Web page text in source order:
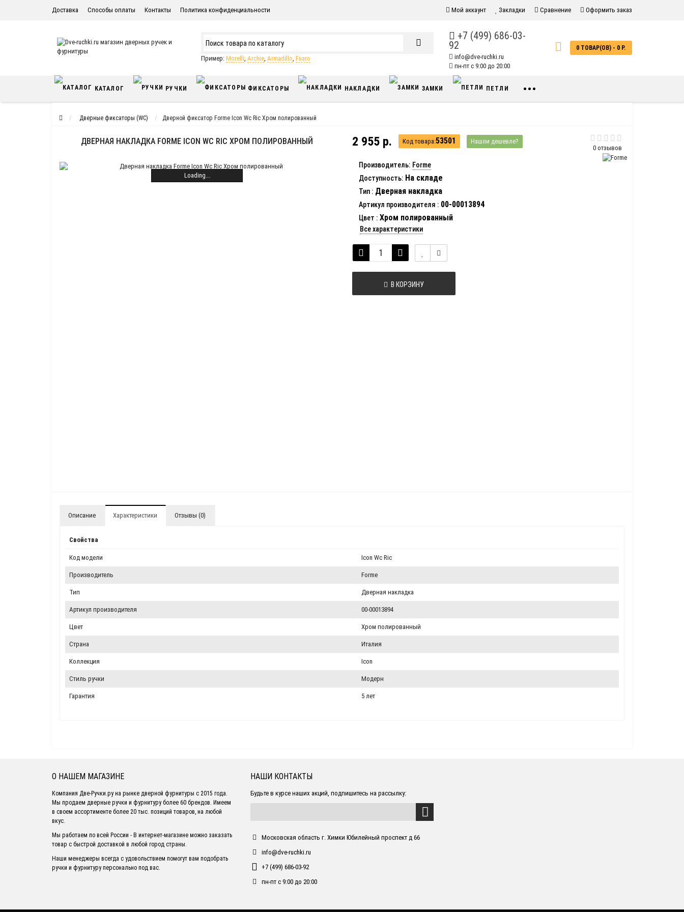
Доставка Способы оплаты Контакты Политика конфиденциальности Мой аккаунт Закладки Сравнение Оформить заказ
Пример: Morelli, Archie, Armadillo, Fuaro
+7 (499) 686-03-
92
info@dve-ruchki.ru
пн-пт с 9:00 до 20:00
0 ТОВАР(ОВ) - 0 Р.
КАТАЛОГ РУЧКИ ФИКСАТОРЫ НАКЛАДКИ ЗАМКИ ПЕТЛИ •••
Дверные фиксаторы (WC) Дверной фиксатор Forme Icon Wc Ric Хром полированный
ДВЕРНАЯ НАКЛАДКА FORME ICON WC RIC ХРОМ ПОЛИРОВАННЫЙ
Loading...
0 отзывов
2 955 р. Код товара:53501 Нашли дешевле?
Производитель: Forme
Доступность: На складе
Тип : Дверная накладка
Артикул производителя : 00-00013894
Цвет : Хром полированный
Все характеристики
В КОРЗИНУ
Описание Характеристики Отзывы (0)
Свойства
Код модели Icon Wc Ric
Производитель Forme
Тип Дверная накладка
Артикул производителя 00-00013894
Цвет Хром полированный
Страна Италия
Коллекция Icon
Стиль ручки Модерн
Гарантия 5 лет
О НАШЕМ МАГАЗИНЕ
Компания Две-Ручки.ру на рынке дверной фурнитуры с 2015 года.
Мы продаем дверные ручки и фурнитуру более 60 брендов. Имеем
в своем ассортименте более 20 тыс. позиций товаров, на любой
вкус.
Мы работаем по всей России - В интернет-магазине можно заказать
товар с быстрой доставкой в любой город страны.
Наши менеджеры всегда с удовольствием помогут вам подобрать
ручки и фурнитуру персонально под вас.
НАШИ КОНТАКТЫ
Будьте в курсе наших акций, подпишитесь на рассылку:
Московская область г. Химки Юбилейный проспект д 66
info@dve-ruchki.ru
+7 (499) 686-03-92
пн-пт с 9:00 до 20:00